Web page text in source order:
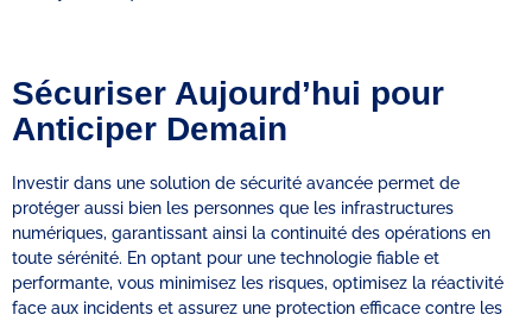
Sécuriser Aujourd’hui pour
Anticiper Demain
Investir dans une solution de sécurité avancée permet de
protéger aussi bien les personnes que les infrastructures
numériques, garantissant ainsi la continuité des opérations en
toute sérénité. En optant pour une technologie fiable et
performante, vous minimisez les risques, optimisez la réactivité
face aux incidents et assurez une protection efficace contre les